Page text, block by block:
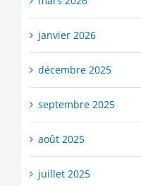
janvier 2026
décembre 2025
septembre 2025
août 2025
juillet 2025